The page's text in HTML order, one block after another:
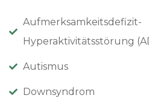
Aufmerksamkeitsdefizit-
Hyperaktivitätsstörung
Autismus
Downsyndrom